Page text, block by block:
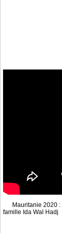
Mauritanie 2020
famille Ida Wal Hadj